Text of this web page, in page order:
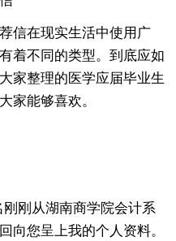
信在现实生活中使用广
着不同的类型。到底应如
家整理的医学应届毕业生
家能够喜欢。
刚从湖南商学院会计系
向您呈上我的个人资料。